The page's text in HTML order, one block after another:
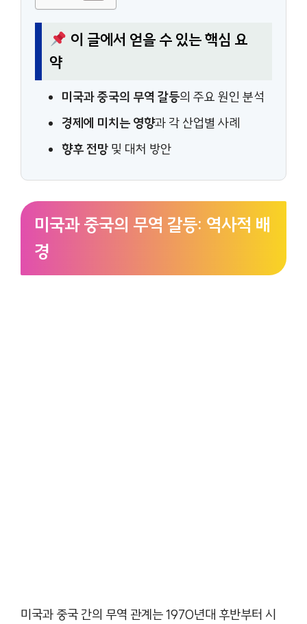
이 글에서 얻을 수 있는 핵심 요
약
미국과 중국의 무역 갈등의 주요 원인 분석
경제에 미치는 영향과 각 산업별 사례
향후 전망 및 대처 방안
미국과 중국의 무역 갈등: 역사적 배
경
미국과 중국 간의 무역 관계는 1970년대 후반부터 시